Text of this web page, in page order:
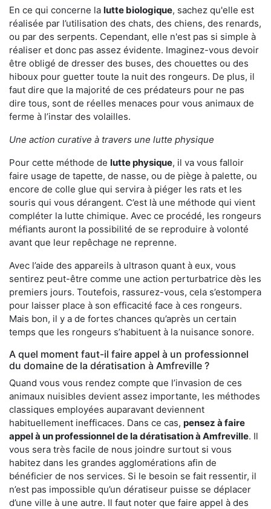
En ce qui concerne la lutte biologique, sachez qu'elle est
réalisée par l’utilisation des chats, des chiens, des renards,
ou par des serpents. Cependant, elle n'est pas si simple à
réaliser et donc pas assez évidente. Imaginez-vous devoir
être obligé de dresser des buses, des chouettes ou des
hiboux pour guetter toute la nuit des rongeurs. De plus, il
faut dire que la majorité de ces prédateurs pour ne pas
dire tous, sont de réelles menaces pour vous animaux de
ferme à l’instar des volailles.
Une action curative à travers une lutte physique
Pour cette méthode de lutte physique, il va vous falloir
faire usage de tapette, de nasse, ou de piège à palette, ou
encore de colle glue qui servira à piéger les rats et les
souris qui vous dérangent. C’est là une méthode qui vient
compléter la lutte chimique. Avec ce procédé, les rongeurs
méfiants auront la possibilité de se reproduire à volonté
avant que leur repêchage ne reprenne.
Avec l’aide des appareils à ultrason quant à eux, vous
sentirez peut-être comme une action perturbatrice dès les
premiers jours. Toutefois, rassurez-vous, cela s’estompera
pour laisser place à son efficacité face à ces rongeurs.
Mais bon, il y a de fortes chances qu’après un certain
temps que les rongeurs s’habituent à la nuisance sonore.
A quel moment faut-il faire appel à un professionnel
du domaine de la dératisation à Amfreville ?
Quand vous vous rendez compte que l’invasion de ces
animaux nuisibles devient assez importante, les méthodes
classiques employées auparavant deviennent
habituellement inefficaces. Dans ce cas, pensez à faire
appel à un professionnel de la dératisation à Amfreville. Il
vous sera très facile de nous joindre surtout si vous
habitez dans les grandes agglomérations afin de
bénéficier de nos services. Si le besoin se fait ressentir, il
n’est pas impossible qu’un dératiseur puisse se déplacer
d’une ville à une autre. Il faut noter que faire appel à des